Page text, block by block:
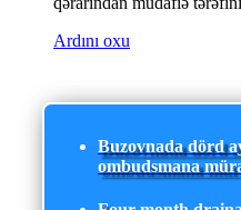
Ardını oxu
Buzovnada dörd
ombudsmana